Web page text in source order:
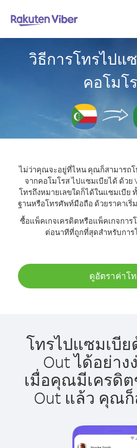
วิธีการโทรไปแ
คอโมโ
ไม่ว่าคุณจะอยู่ที่ไหน คุณก็สามารถ
จากคอโมโรส ไปแซมเบียได้ ด้วย
โทรถึงหมายเลขใดก็ได้ในแซมเบีย
ฐานหรือโทรศัพท์มือถือ ด้วยราคาเริ่
ซื้อแพ็คเกจเครดิตหรือแพ็คเกจการ
ต่อนาทีที่ถูกที่สุดสำหรับการ
ดูอัตราค่าโ
โทรไปแซมเบีย
Out ได้อย่าง
เมื่อคุณมีเครดิต
Out แล้ว คุณก็